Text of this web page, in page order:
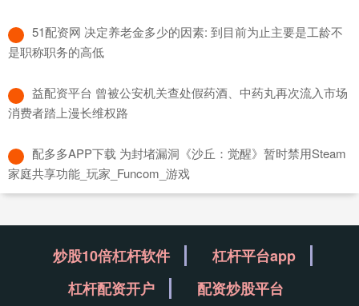
​51配资网 决定养老金多少的因素: 到目前为止主要是工龄不
是职称职务的高低
​益配资平台 曾被公安机关查处假药酒、中药丸再次流入市场
消费者踏上漫长维权路
​配多多APP下载 为封堵漏洞《沙丘：觉醒》暂时禁用Steam
家庭共享功能_玩家_Funcom_游戏
炒股10倍杠杆软件
杠杆平台app
杠杆配资开户
配资炒股平台